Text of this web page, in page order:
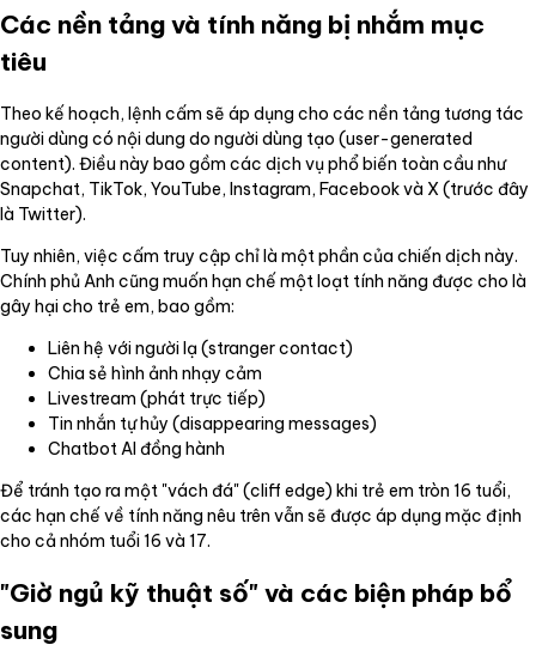
Các nền tảng và tính năng bị nhắm mục
tiêu
Theo kế hoạch, lệnh cấm sẽ áp dụng cho các nền tảng tương tác
người dùng có nội dung do người dùng tạo (user-generated
content). Điều này bao gồm các dịch vụ phổ biến toàn cầu như
Snapchat, TikTok, YouTube, Instagram, Facebook và X (trước đây
là Twitter).
Tuy nhiên, việc cấm truy cập chỉ là một phần của chiến dịch này.
Chính phủ Anh cũng muốn hạn chế một loạt tính năng được cho là
gây hại cho trẻ em, bao gồm:
Liên hệ với người lạ (stranger contact)
Chia sẻ hình ảnh nhạy cảm
Livestream (phát trực tiếp)
Tin nhắn tự hủy (disappearing messages)
Chatbot AI đồng hành
Để tránh tạo ra một "vách đá" (cliff edge) khi trẻ em tròn 16 tuổi,
các hạn chế về tính năng nêu trên vẫn sẽ được áp dụng mặc định
cho cả nhóm tuổi 16 và 17.
"Giờ ngủ kỹ thuật số" và các biện pháp bổ
sung